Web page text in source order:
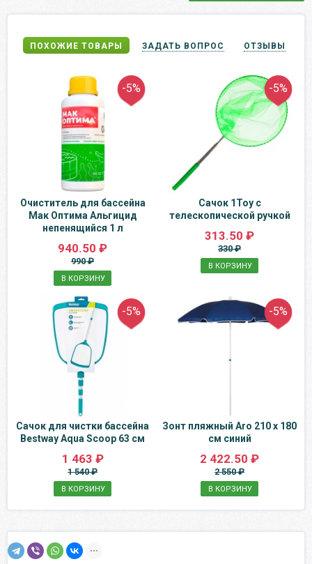
ПОХОЖИЕ ТОВАРЫ ЗАДАТЬ ВОПРОС ОТЗЫВЫ
-5%
Очиститель для бассейна
Мак Оптима Альгицид
непенящийся 1 л
940.50 ₽
990 ₽
В КОРЗИНУ
-5%
Сачок 1Toy с
телескопической ручкой
313.50 ₽
330 ₽
В КОРЗИНУ
-5%
Сачок для чистки бассейна
Bestway Aqua Scoop 63 см
1 463 ₽
1 540 ₽
В КОРЗИНУ
-5%
Зонт пляжный Aro 210 x 180
см синий
2 422.50 ₽
2 550 ₽
В КОРЗИНУ